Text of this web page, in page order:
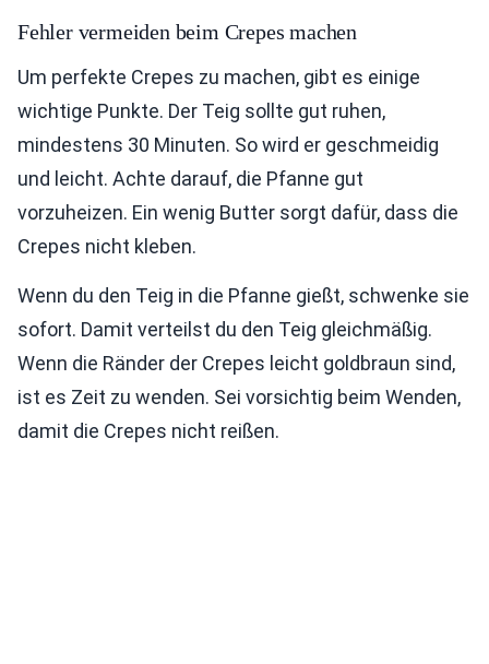
Fehler vermeiden beim Crepes machen
Um perfekte Crepes zu machen, gibt es einige
wichtige Punkte. Der Teig sollte gut ruhen,
mindestens 30 Minuten. So wird er geschmeidig
und leicht. Achte darauf, die Pfanne gut
vorzuheizen. Ein wenig Butter sorgt dafür, dass die
Crepes nicht kleben.
Wenn du den Teig in die Pfanne gießt, schwenke sie
sofort. Damit verteilst du den Teig gleichmäßig.
Wenn die Ränder der Crepes leicht goldbraun sind,
ist es Zeit zu wenden. Sei vorsichtig beim Wenden,
damit die Crepes nicht reißen.